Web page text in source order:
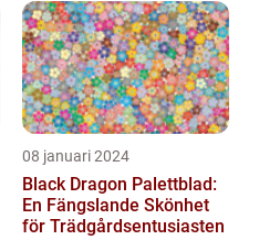
08 januari 2024
Black Dragon Palettblad:
En Fängslande Skönhet
för Trädgårdsentusiasten